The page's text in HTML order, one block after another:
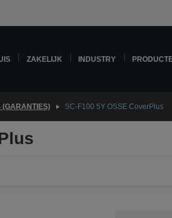
ZAKELIJK INDUSTRY
(GARANTIES) SC-F100 5Y OSSE CoverPlus